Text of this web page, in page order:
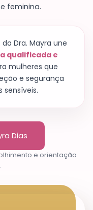
feminina.
Dra. Mayra une
qualificada e
mulheres que
e segurança
Dias
e orientação